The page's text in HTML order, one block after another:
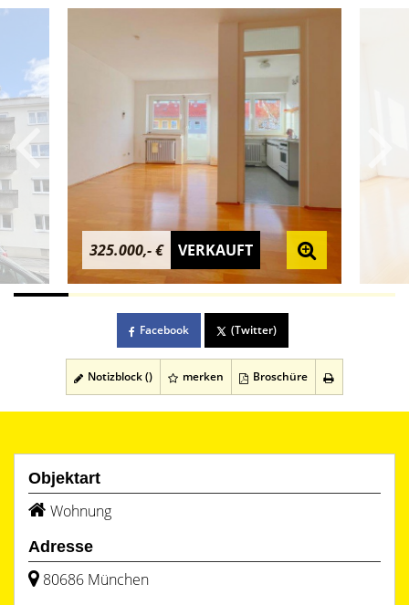
325.000,- € VERKAUFT
Facebook (Twitter)
Notizblock () merken Broschüre
Objektart
Wohnung
Adresse
80686 München